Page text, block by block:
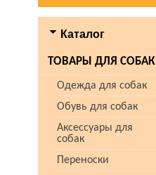
Каталог
ТОВАРЫ ДЛЯ СОБАК
Одежда для собак
Обувь для собак
Аксессуары для
собак
Переноски